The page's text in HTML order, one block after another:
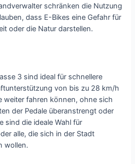
schränken die Nutzung
dass E-Bikes eine Gefahr für
oder die Natur darstellen.
3 sind ideal für schnellere
von bis zu 28 km/h
weiter fahren können, ohne sich
der Pedale überanstrengt oder
sind die ideale Wahl für
alle, die sich in der Stadt
wollen.